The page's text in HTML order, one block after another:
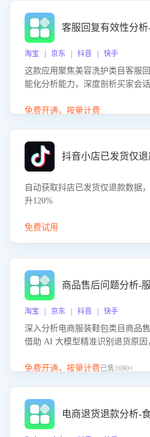
客服回复有效性分
淘宝 | 京东 | 抖音 | 快手
这款应用聚焦美容洗护类目客服
能化分析能力，深度剖析买家会
答的有效性与完整性，输出针对
免费开通，按量计费
自动获取抖店已发货仅退款数据
升120%
免费试用
商品售后问题分析-
淘宝 | 京东 | 抖音 | 快手
深入分析电商服装鞋包类目商品
借助 AI 大模型精准识别退货原
议，助力商家优化产品或服务，
免费开通，按量计费已售1690+
电商退货退款分析-